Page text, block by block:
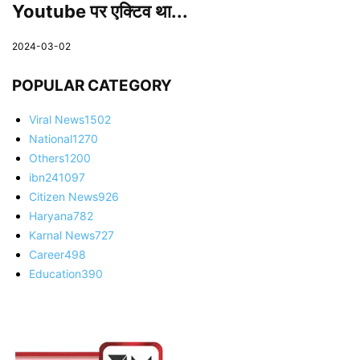
Youtube पर एक्टिव था...
2024-03-02
POPULAR CATEGORY
Viral News1502
National1270
Others1200
ibn241097
Citizen News926
Haryana782
Karnal News727
Career498
Education390